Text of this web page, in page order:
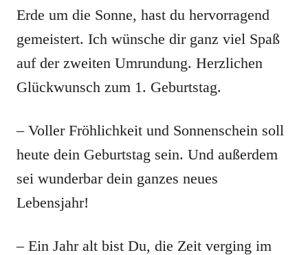
Erde um die Sonne, hast du hervorragend
gemeistert. Ich wünsche dir ganz viel Spaß
auf der zweiten Umrundung. Herzlichen
Glückwunsch zum 1. Geburtstag.
– Voller Fröhlichkeit und Sonnenschein soll
heute dein Geburtstag sein. Und außerdem
sei wunderbar dein ganzes neues
Lebensjahr!
– Ein Jahr alt bist Du, die Zeit verging im